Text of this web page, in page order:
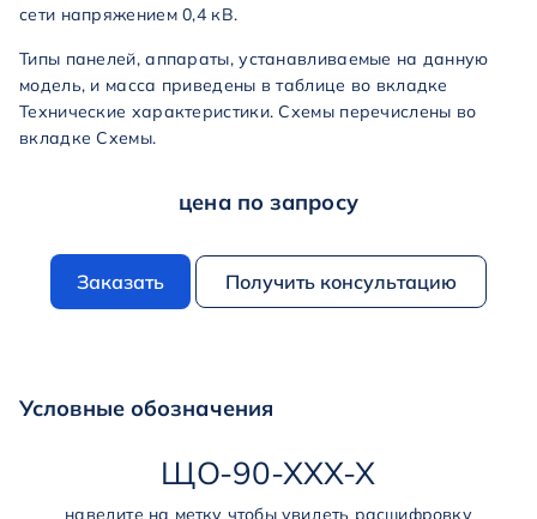
сети напряжением 0,4 кВ.
Типы панелей, аппараты, устанавливаемые на данную
модель, и масса приведены в таблице во вкладке
Технические характеристики. Схемы перечислены во
вкладке Схемы.
цена по запросу
Заказать Получить консультацию
Условные обозначения
ЩО-90-ХХХ-Х
наведите на метку чтобы увидеть расшифровку